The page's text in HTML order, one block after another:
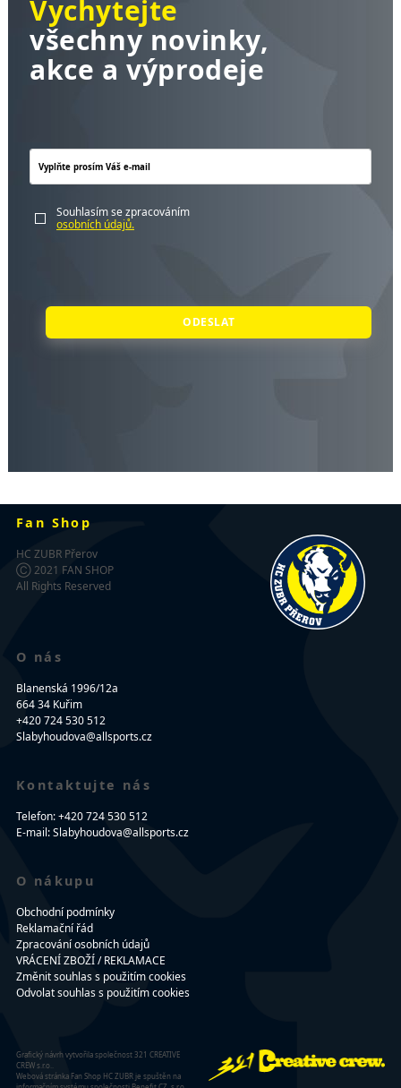
Vychytejte
všechny novinky,
akce a výprodeje
Souhlasím se zpracováním
osobních údajů.
ODESLAT
Fan Shop
HC ZUBR Přerov
Ⓒ 2021 FAN SHOP
All Rights Reserved
O nás
Blanenská 1996/12a
664 34 Kuřim
+420 724 530 512
Slabyhoudova@allsports.cz
Kontaktujte nás
Telefon: +420 724 530 512
E-mail: Slabyhoudova@allsports.cz
O nákupu
Obchodní podmínky
Reklamační řád
Zpracování osobních údajů
VRÁCENÍ ZBOŽÍ / REKLAMACE
Změnit souhlas s použitím cookies
Odvolat souhlas s použitím cookies
Grafický návrh vytvořila společnost 321 CREATIVE
CREW s.r.o..
Webová stránka Fan Shop HC ZUBR je spuštěn na